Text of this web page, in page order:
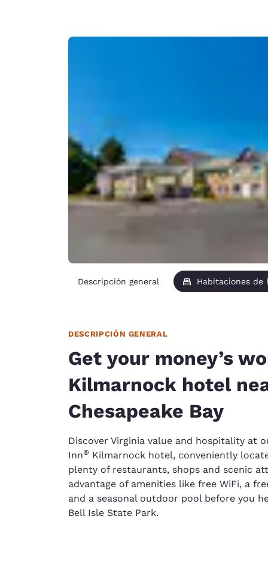
English
United
English
Descripción general Habitaciones de
DESCRIPCIÓN GENERAL
Get your money’s
Kilmarnock hotel
Chesapeake Bay
Discover Virginia value and hospitality at
Inn® Kilmarnock hotel, conveniently
plenty of restaurants, shops and scenic
advantage of amenities like free WiFi, a
and a seasonal outdoor pool before you
Bell Isle State Park.